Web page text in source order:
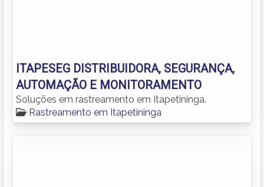
ITAPESEG DISTRIBUIDORA, SEGURANÇA,
AUTOMAÇÃO E MONITORAMENTO
Soluções em rastreamento em Itapetininga.
Rastreamento em Itapetininga